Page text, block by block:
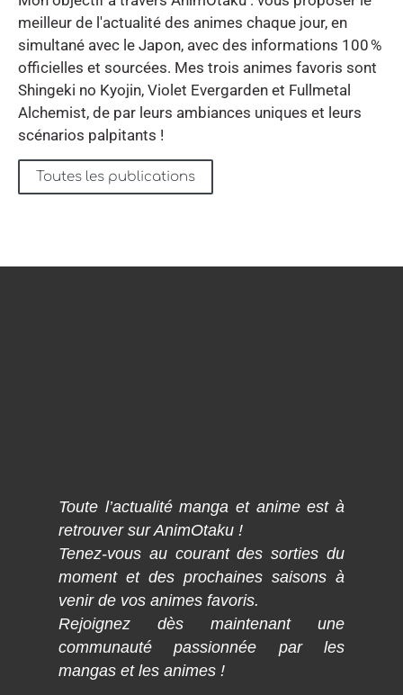
meilleur de l'actualité des animes chaque jour, en
simultané avec le Japon, avec des informations 100 %
officielles et sourcées. Mes trois animes favoris sont
Shingeki no Kyojin, Violet Evergarden et Fullmetal
Alchemist, de par leurs ambiances uniques et leurs
scénarios palpitants !
Toutes les publications
Toute l’actualité manga et anime est à
retrouver sur AnimOtaku !
Tenez-vous au courant des sorties du
moment et des prochaines saisons à
venir de vos animes favoris.
Rejoignez dès maintenant une
communauté passionnée par les
mangas et les animes !